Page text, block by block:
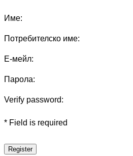
Име:
Потребителско име:
Е-мейл:
Парола:
Verify password:
* Field is required
Register